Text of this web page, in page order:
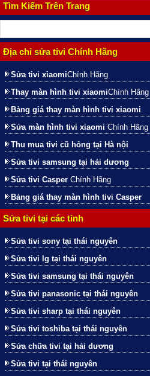
Tìm Kiếm Trên Trang
Địa chỉ sửa tivi Chính Hãng
Sửa tivi xiaomiChính Hãng
Thay màn hình tivi xiaomiChính Hãng
Bảng giá thay màn hình tivi xiaomi
Sửa màn hình tivi xiaomi Chính Hãng
Thu mua tivi cũ hỏng tại Hà nội
Sửa tivi samsung tại hải dương
Sửa tivi Casper Chính Hãng
Bảng giá thay màn hình tivi Casper
Sửa tivi tại các tỉnh
Sửa tivi sony tại thái nguyên
Sửa tivi lg tại thái nguyên
Sửa tivi samsung tại thái nguyên
Sửa tivi panasonic tại thái nguyên
Sửa tivi sharp tại thái nguyên
Sửa tivi toshiba tại thái nguyên
Sửa chữa tivi tại hải dương
Sửa tivi tại thái nguyên